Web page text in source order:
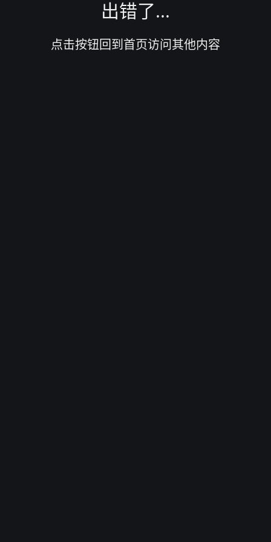
出错了...
点击按钮回到首页访问其他内容